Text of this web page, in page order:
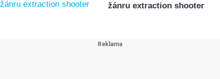
žánru extraction shooter